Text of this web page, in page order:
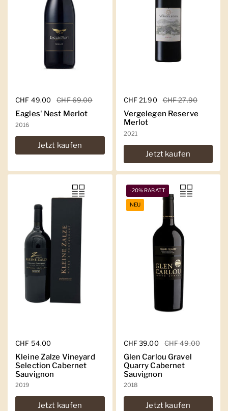
Regulärer Preis
CHF 49.00 Sale-Preis
CHF 69.00
Eagles' Nest Merlot
2016
Jetzt kaufen
Regulärer Preis
CHF 21.90 Sale-Preis
CHF 27.90
Vergelegen Reserve
Merlot
2021
Jetzt kaufen
Regulärer Preis
CHF 54.00
Kleine Zalze Vineyard
Selection Cabernet
Sauvignon
2019
Jetzt kaufen
Regulärer Preis
CHF 39.00 Sale-Preis
CHF 49.00
Glen Carlou Gravel
Quarry Cabernet
Sauvignon
2018
Jetzt kaufen
-20% RABATT
NEU